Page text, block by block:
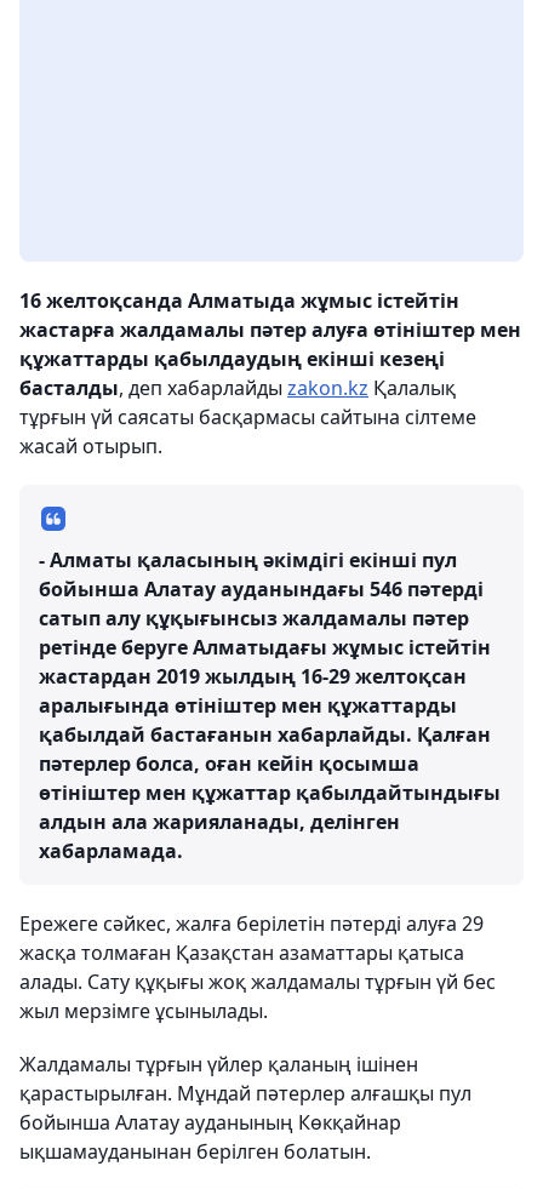
16 желтоқсанда Алматыда жұмыс істейтін
жастарға жалдамалы пәтер алуға өтініштер мен
құжаттарды қабылдаудың екінші кезеңі
басталды, деп хабарлайды zakon.kz Қалалық
тұрғын үй саясаты басқармасы сайтына сілтеме
жасай отырып.
- Алматы қаласының әкімдігі екінші пул
бойынша Алатау ауданындағы 546 пәтерді
сатып алу құқығынсыз жалдамалы пәтер
ретінде беруге Алматыдағы жұмыс істейтін
жастардан 2019 жылдың 16-29 желтоқсан
аралығында өтініштер мен құжаттарды
қабылдай бастағанын хабарлайды. Қалған
пәтерлер болса, оған кейін қосымша
өтініштер мен құжаттар қабылдайтындығы
алдын ала жарияланады, делінген
хабарламада.
Ережеге сәйкес, жалға берілетін пәтерді алуға 29
жасқа толмаған Қазақстан азаматтары қатыса
алады. Сату құқығы жоқ жалдамалы тұрғын үй бес
жыл мерзімге ұсынылады.
Жалдамалы тұрғын үйлер қаланың ішінен
қарастырылған. Мұндай пәтерлер алғашқы пул
бойынша Алатау ауданының Көкқайнар
ықшамауданынан берілген болатын.